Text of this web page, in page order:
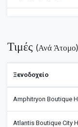
Τιμές (ανά Άτομο)
Ξενοδοχείο
Amphitryon Boutique
Atlantis Boutique City